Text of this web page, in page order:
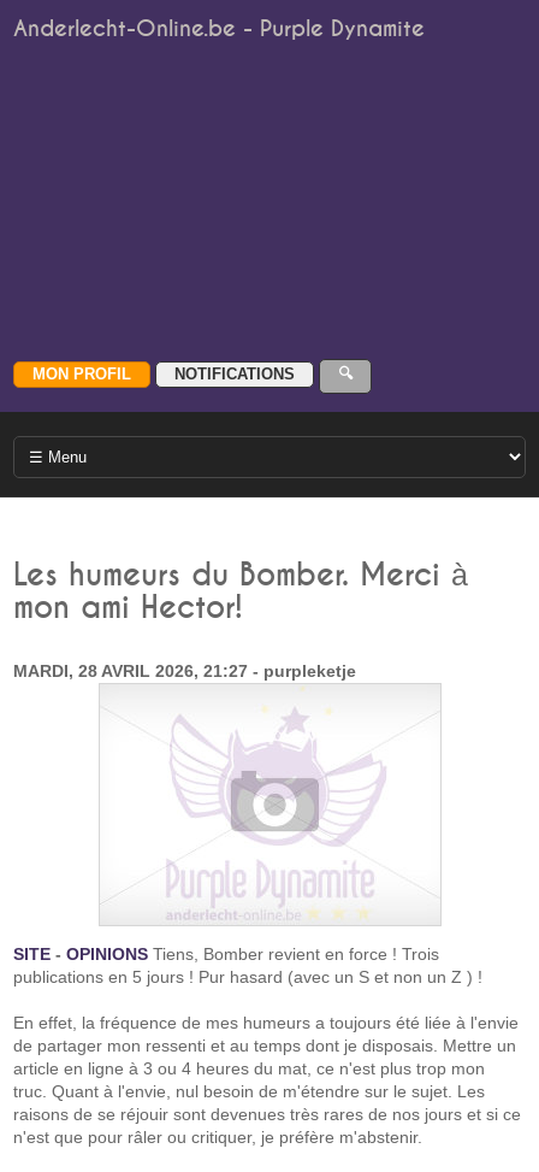
Anderlecht-Online.be - Purple Dynamite
Les humeurs du Bomber. Merci à
mon ami Hector!
MARDI, 28 AVRIL 2026, 21:27 - purpleketje
SITE -OPINIONS Tiens, Bomber revient en force ! Trois
publications en 5 jours ! Pur hasard (avec un S et non un Z ) !
En effet, la fréquence de mes humeurs a toujours été liée à l'envie
de partager mon ressenti et au temps dont je disposais. Mettre un
article en ligne à 3 ou 4 heures du mat, ce n'est plus trop mon
truc. Quant à l'envie, nul besoin de m'étendre sur le sujet. Les
raisons de se réjouir sont devenues très rares de nos jours et si ce
n'est que pour râler ou critiquer, je préfère m'abstenir.